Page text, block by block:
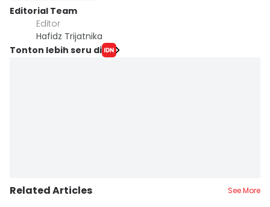
Editorial Team
Editor
Hafidz Trijatnika
Tonton lebih seru di
Related Articles See More